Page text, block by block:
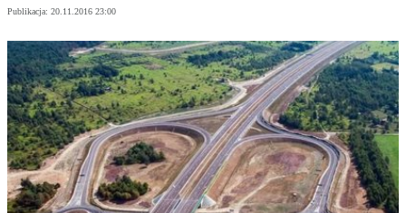
Publikacja: 20.11.2016 23:00